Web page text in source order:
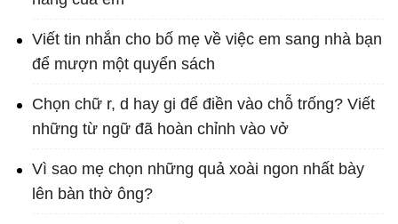
Viết tin nhắn cho bố mẹ về việc em sang nhà bạn
để mượn một quyển sách
Chọn chữ r, d hay gi để điền vào chỗ trống? Viết
những từ ngữ đã hoàn chỉnh vào vở
Vì sao mẹ chọn những quả xoài ngon nhất bày
lên bàn thờ ông?